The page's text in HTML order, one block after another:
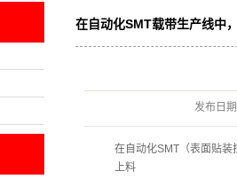
在自动化SMT载带生产线中
发布日期
在自动化SMT（表面贴装技
上料